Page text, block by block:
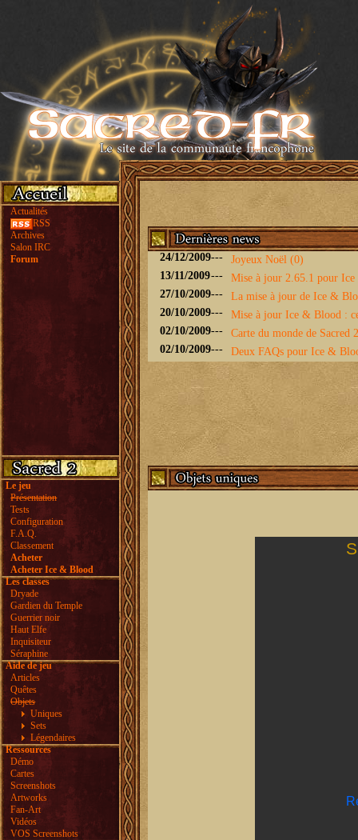
Actualités
RSS
Archives
Salon IRC
Forum
Le jeu
Présentation
Tests
Configuration
F.A.Q.
Classement
Acheter
Acheter Ice & Blood
Les classes
Dryade
Gardien du Temple
Guerrier noir
Haut Elfe
Inquisiteur
Séraphine
Aide de jeu
Articles
Quêtes
Objets
Uniques
Sets
Légendaires
Ressources
Démo
Cartes
Screenshots
Artworks
Fan-Art
Vidéos
VOS Screenshots
24/12/2009---
Joyeux Noël (0)
13/11/2009---
Mise à jour 2.65.1 pour
27/10/2009---
La mise à jour de Ice &
20/10/2009---
Mise à jour Ice & Blood :
02/10/2009---
Carte du monde de Sacred
02/10/2009--- Deux FAQs pour Ice &